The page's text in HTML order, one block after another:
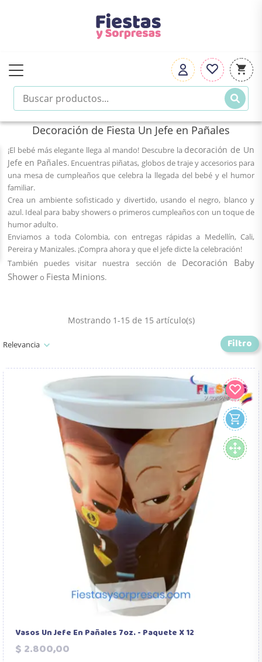
Decoración de Fiesta Un Jefe en Pañales
¡El bebé más elegante llega al mando! Descubre la decoración de Un
Jefe en Pañales. Encuentras piñatas, globos de traje y accesorios para
una mesa de cumpleaños que celebra la llegada del bebé y el humor
familiar.
Crea un ambiente sofisticado y divertido, usando el negro, blanco y
azul. Ideal para baby showers o primeros cumpleaños con un toque de
humor adulto.
Enviamos a toda Colombia, con entregas rápidas a Medellín, Cali,
Pereira y Manizales. ¡Compra ahora y que el jefe dicte la celebración!
También puedes visitar nuestra sección de Decoración Baby
Showero Fiesta Minions.
Relevancia Filtro
Mostrando 1-15 de 15 artículo(s)
Vasos Un Jefe En Pañales 7oz. - Paquete X 12
$ 2.800,00